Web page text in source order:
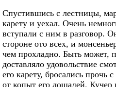
Спустившись с лестницы,
карету и уехал. Очень
вступали с ним в разговор.
стороне ото всех, и
чем прохладно. Быть может,
доставляло удовольствие
его карету, бросались прочь
от копыт его лошадей. Кучер